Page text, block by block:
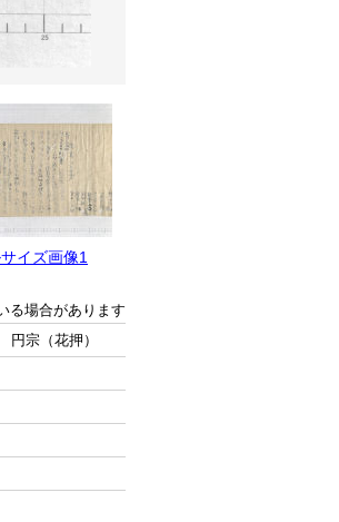
イズ画像1
る場合があります
宗（花押）